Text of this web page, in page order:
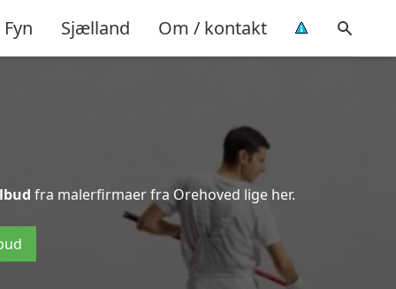
Fyn Sjælland Om / kontakt
fra malerfirmaer fra Orehoved lige her.